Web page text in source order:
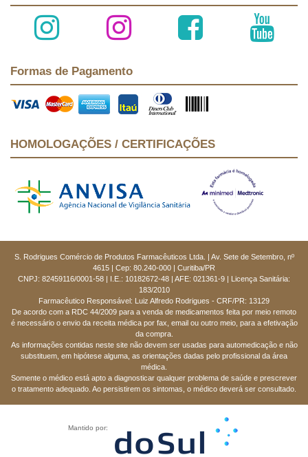
Formas de Pagamento
HOMOLOGAÇÕES / CERTIFICAÇÕES
S. Rodrigues Comércio de Produtos Farmacêuticos Ltda. | Av. Sete de Setembro, nº
4615 | Cep: 80.240-000 | Curitiba/PR
CNPJ: 82459116/0001-58 | I.E.: 10182672-48 | AFE: 021361-9 | Licença Sanitária:
183/2010
Farmacêutico Responsável: Luiz Alfredo Rodrigues - CRF/PR: 13129
De acordo com a RDC 44/2009 para a venda de medicamentos feita por meio remoto
é necessário o envio da receita médica por fax, email ou outro meio, para a efetivação
da compra.
As informações contidas neste site não devem ser usadas para automedicação e não
substituem, em hipótese alguma, as orientações dadas pelo profissional da área
médica.
Somente o médico está apto a diagnosticar qualquer problema de saúde e prescrever
o tratamento adequado. Ao persistirem os sintomas, o médico deverá ser consultado.
Mantido por: